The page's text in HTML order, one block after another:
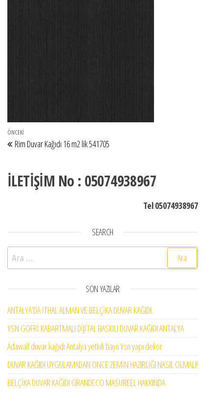
Yazı gezinmesi
Önceki Yazı
ÖNCEKI
Rim Duvar Kağıdı 16 m2 lik 541705
İLETİŞİM No : 05074938967
Tel:05074938967
SEARCH
Arama:
SON YAZILAR
ANTALYA’DA İTHAL ALMAN VE BELÇİKA DUVAR KAĞIDI .
YSN GOFRİ KABARTMALI DİJİTAL BASKILI DUVAR KAĞIDI ANTALYA
Adawall duvar kağıdı Antalya yetkili bayii Ysn yapı dekor
DUVAR KAĞIDI UYGULAMADAN ÖNCE ZEMİN HAZIRLIĞI NASIL OLMALI!
BELÇİKA DUVAR KAĞIDI GRANDECO MASUREEL HAKKINDA